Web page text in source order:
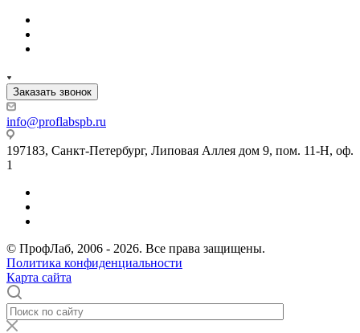
Заказать звонок
info@proflabspb.ru
197183, Санкт-Петербург, Липовая Аллея дом 9, пом. 11-Н, оф.
1
© ПрофЛаб, 2006 - 2026. Все права защищены.
Политика конфиденциальности
Карта сайта